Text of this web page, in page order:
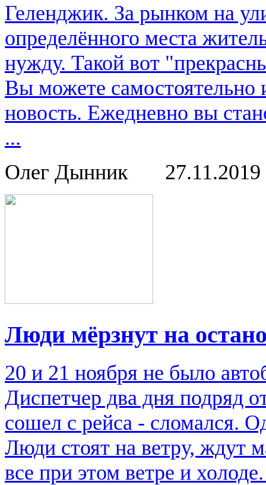
Геленджик. За рынком на
определённого места
нужду. Такой вот
Вы можете самостоятельно
новость. Ежедневно вы
...
Олег Дынник
27.11.2019
Люди мёрзнут на
20 и 21 ноября не было
Диспетчер два дня подряд
сошел с рейса - сломался.
Люди стоят на ветру, ждут
все при этом ветре и